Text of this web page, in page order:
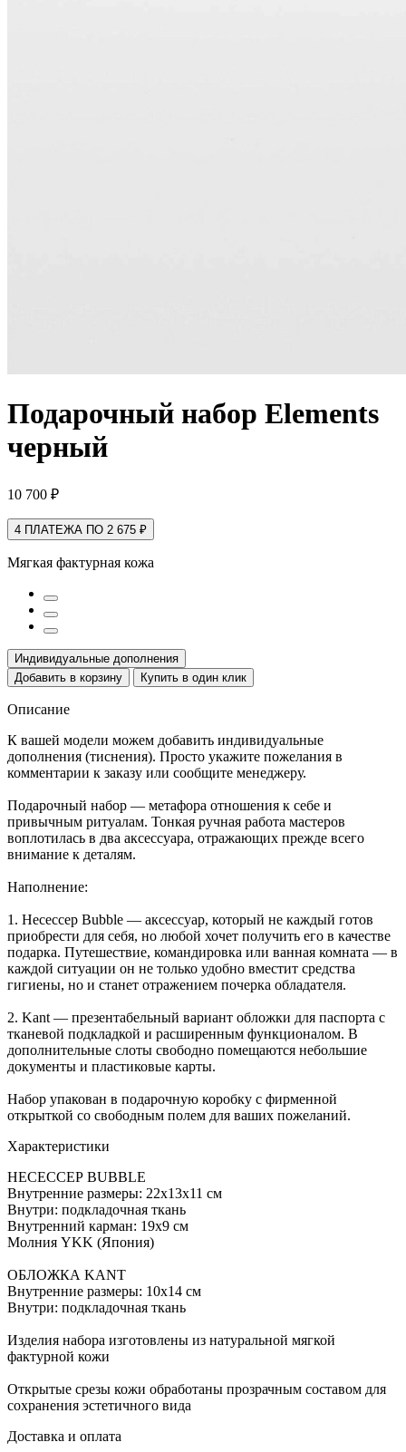
Подарочный набор Elements
черный
10 700 ₽
4 ПЛАТЕЖА ПО 2 675 ₽
Мягкая фактурная кожа
Индивидуальные дополнения
Добавить в корзину
Купить в один клик
Описание
К вашей модели можем добавить индивидуальные
дополнения (тиснения). Просто укажите пожелания в
комментарии к заказу или сообщите менеджеру.
Подарочный набор — метафора отношения к себе и
привычным ритуалам. Тонкая ручная работа мастеров
воплотилась в два аксессуара, отражающих прежде всего
внимание к деталям.
Наполнение:
1. Несессер Bubble — аксессуар, который не каждый готов
приобрести для себя, но любой хочет получить его в качестве
подарка. Путешествие, командировка или ванная комната — в
каждой ситуации он не только удобно вместит средства
гигиены, но и станет отражением почерка обладателя.
2. Kant — презентабельный вариант обложки для паспорта с
тканевой подкладкой и расширенным функционалом. В
дополнительные слоты свободно помещаются небольшие
документы и пластиковые карты.
Набор упакован в подарочную коробку с фирменной
открыткой со свободным полем для ваших пожеланий.
Характеристики
НЕСЕССЕР BUBBLE
Внутренние размеры: 22х13х11 см
Внутри: подкладочная ткань
Внутренний карман: 19х9 см
Молния YKK (Япония)
ОБЛОЖКА KANT
Внутренние размеры: 10х14 см
Внутри: подкладочная ткань
Изделия набора изготовлены из натуральной мягкой
фактурной кожи
Открытые срезы кожи обработаны прозрачным составом для
сохранения эстетичного вида
Доставка и оплата